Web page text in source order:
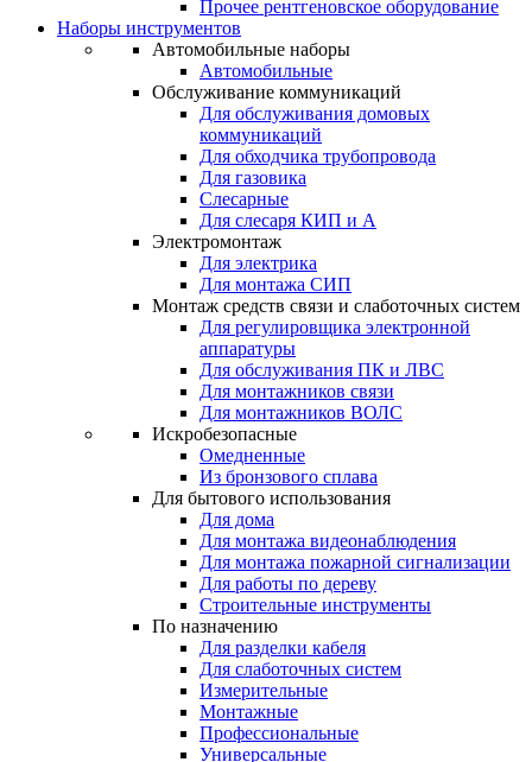
Прочее рентгеновское оборудование
Наборы инструментов
Автомобильные наборы
Автомобильные
Обслуживание коммуникаций
Для обслуживания домовых
коммуникаций
Для обходчика трубопровода
Для газовика
Слесарные
Для слесаря КИП и А
Электромонтаж
Для электрика
Для монтажа СИП
Монтаж средств связи и слаботочных систем
Для регулировщика электронной
аппаратуры
Для обслуживания ПК и ЛВС
Для монтажников связи
Для монтажников ВОЛС
Искробезопасные
Омедненные
Из бронзового сплава
Для бытового использования
Для дома
Для монтажа видеонаблюдения
Для монтажа пожарной сигнализации
Для работы по дереву
Строительные инструменты
По назначению
Для разделки кабеля
Для слаботочных систем
Измерительные
Монтажные
Профессиональные
Универсальные